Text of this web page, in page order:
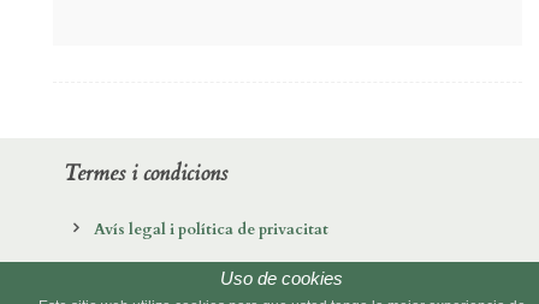
Termes i condicions
Avís legal i política de privacitat
Política de cookiesUso de cookies